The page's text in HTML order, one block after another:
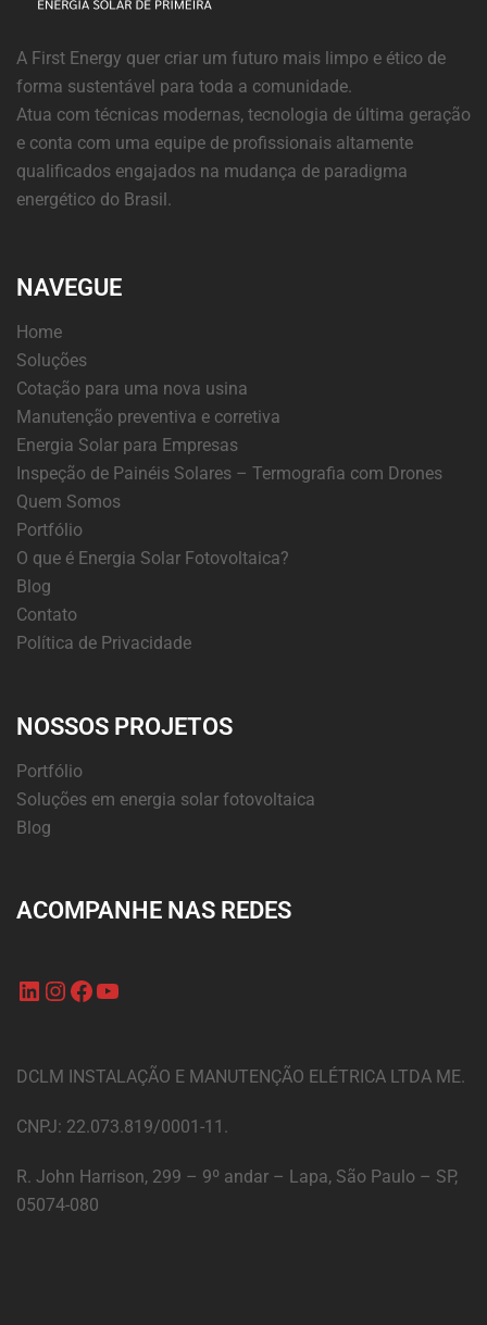
A First Energy quer criar um futuro mais limpo e ético de
forma sustentável para toda a comunidade.
Atua com técnicas modernas, tecnologia de última geração
e conta com uma equipe de profissionais altamente
qualificados engajados na mudança de paradigma
energético do Brasil.
NAVEGUE
Home
Soluções
Cotação para uma nova usina
Manutenção preventiva e corretiva
Energia Solar para Empresas
Inspeção de Painéis Solares – Termografia com Drones
Quem Somos
Portfólio
O que é Energia Solar Fotovoltaica?
Blog
Contato
Política de Privacidade
NOSSOS PROJETOS
Portfólio
Soluções em energia solar fotovoltaica
Blog
ACOMPANHE NAS REDES
DCLM INSTALAÇÃO E MANUTENÇÃO ELÉTRICA LTDA ME.
CNPJ: 22.073.819/0001-11.
R. John Harrison, 299 – 9º andar – Lapa, São Paulo – SP,
05074-080